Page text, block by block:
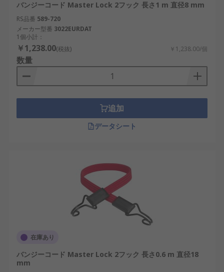
バンジーコード Master Lock 2フック 長さ1 m 直径8 mm
RS品番 589-720
メーカー型番 3022EURDAT
1個小計：
￥1,238.00(税抜) ￥1,238.00/個
数量
追加
データシート
在庫あり
バンジーコード Master Lock 2フック 長さ0.6 m 直径18
mm